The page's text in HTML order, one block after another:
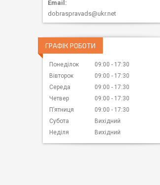
dobraspravads@ukr.net
ГРАФІК РОБОТИ
Понеділок 09:00
17:30
Вівторок
09:00
17:30
Середа
09:00
17:30
Четвер
09:00
17:30
Пʼятниця
09:00
17:30
Субота
Вихідний
Неділя
Вихідний